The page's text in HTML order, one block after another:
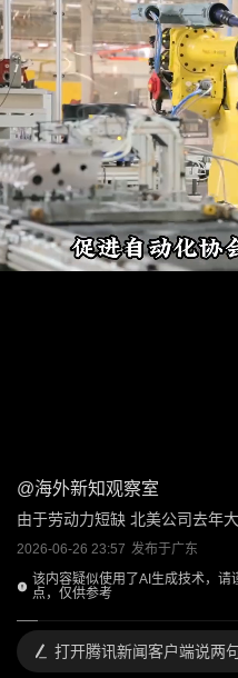
@海外新知观察室
由于劳动力短缺 北美公司去年
2026-06-26 23:57 发布于广东
该内容疑似使用了AI生成技术，请
点，仅供参考
打开腾讯新闻客户端说两